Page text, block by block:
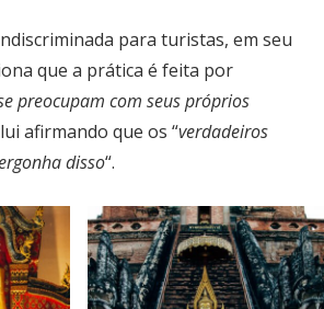
para turistas, em seu
que a prática é feita por
preocupam com seus próprios
afirmando que os “verdadeiros
disso“.